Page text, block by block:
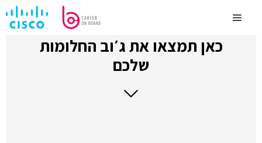
לתוכןMenu
כאן תמצאו את ג׳וב החלומות
שלכם